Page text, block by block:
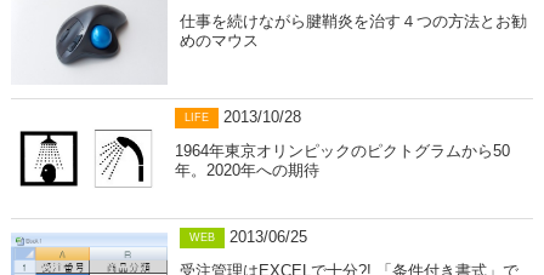
仕事を続けながら腱鞘炎を治す４つの方法とお勧
めのマウス
LIFE
2013/10/28
1964年東京オリンピックのピクトグラムから50
年。2020年への期待
WEB
2013/06/25
受注管理はEXCELで十分?! 「条件付き書式」で